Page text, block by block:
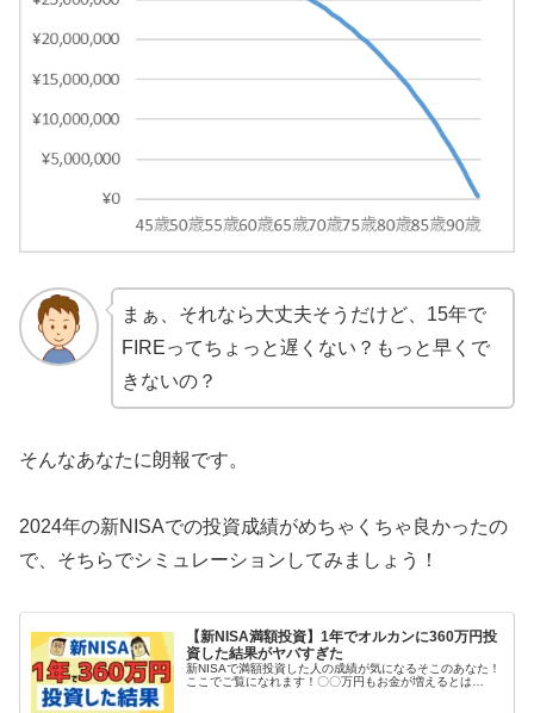
まぁ、それなら大丈夫そうだけど、15年で
FIREってちょっと遅くない？もっと早くで
きないの？
そんなあなたに朗報です。
2024年の新NISAでの投資成績がめちゃくちゃ良かったの
で、そちらでシミュレーションしてみましょう！
【新NISA満額投資】1年でオルカンに360万円投
資した結果がヤバすぎた
新NISAで満額投資した人の成績が気になるそこのあなた！
ここでご覧になれます！〇〇万円もお金が増えるとは…